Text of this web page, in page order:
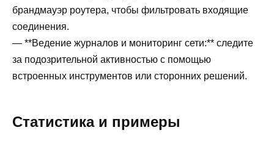
брандмауэр роутера, чтобы фильтровать входящие
соединения.
— **Ведение журналов и мониторинг сети:** следите
за подозрительной активностью с помощью
встроенных инструментов или сторонних решений.
Статистика и примеры